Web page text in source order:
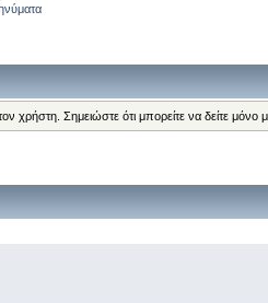
χρήστη. Σημειώστε ότι μπορείτε να δείτε